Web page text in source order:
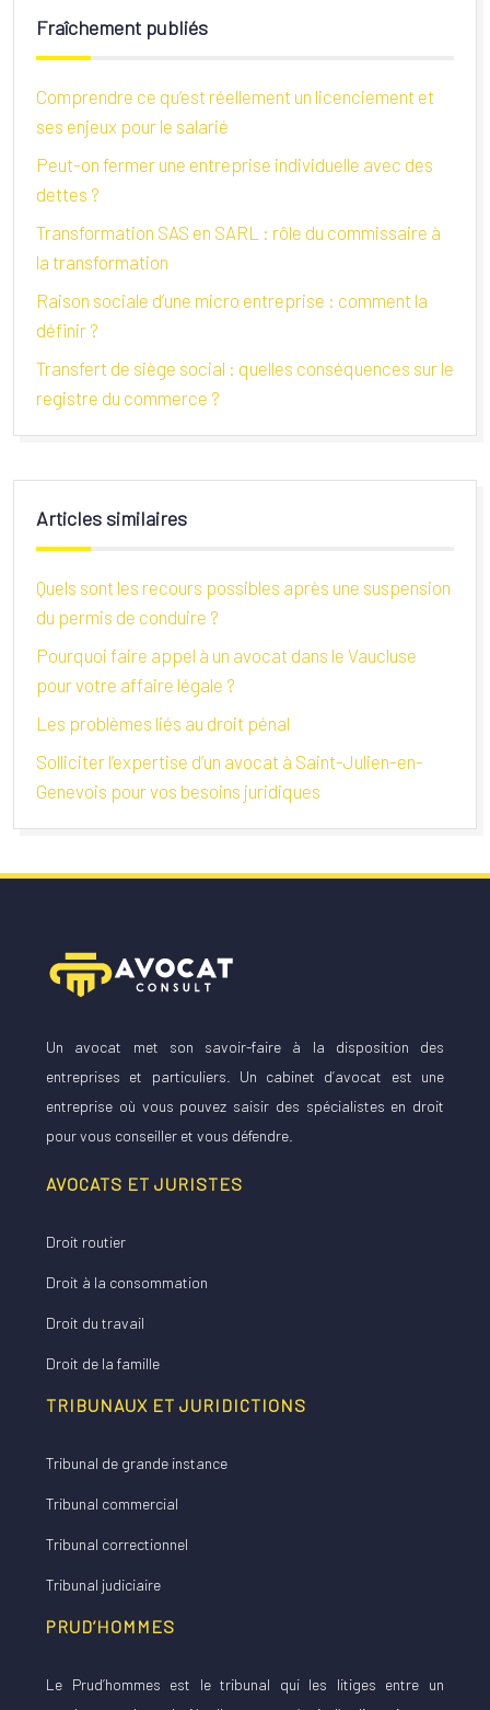
Fraîchement publiés
Comprendre ce qu’est réellement un licenciement et
ses enjeux pour le salarié
Peut-on fermer une entreprise individuelle avec des
dettes ?
Transformation SAS en SARL : rôle du commissaire à
la transformation
Raison sociale d’une micro entreprise : comment la
définir ?
Transfert de siège social : quelles conséquences sur le
registre du commerce ?
Articles similaires
Quels sont les recours possibles après une suspension
du permis de conduire ?
Pourquoi faire appel à un avocat dans le Vaucluse
pour votre affaire légale ?
Les problèmes liés au droit pénal
Solliciter l’expertise d’un avocat à Saint-Julien-en-
Genevois pour vos besoins juridiques
Un avocat met son savoir-faire à la disposition des
entreprises et particuliers. Un cabinet d’avocat est une
entreprise où vous pouvez saisir des spécialistes en droit
pour vous conseiller et vous défendre.
AVOCATS ET JURISTES
Droit routier
Droit à la consommation
Droit du travail
Droit de la famille
TRIBUNAUX ET JURIDICTIONS
Tribunal de grande instance
Tribunal commercial
Tribunal correctionnel
Tribunal judiciaire
PRUD’HOMMES
Le Prud’hommes est le tribunal qui les litiges entre un